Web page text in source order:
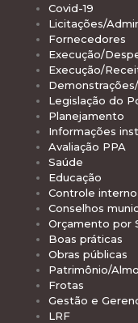
Covid-19
Licitações/
Fornecedores
Execução/
Execução/
Legislação do
Planejamento
Informações
Avaliação PPA
Saúde
Educação
Controle interno
Conselhos
Orçamento por
Boas práticas
Obras públicas
Patrimônio/
Frotas
Gestão e
LRF